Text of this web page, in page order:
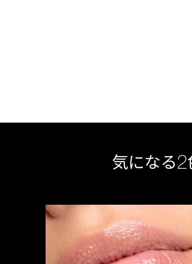
気になる2